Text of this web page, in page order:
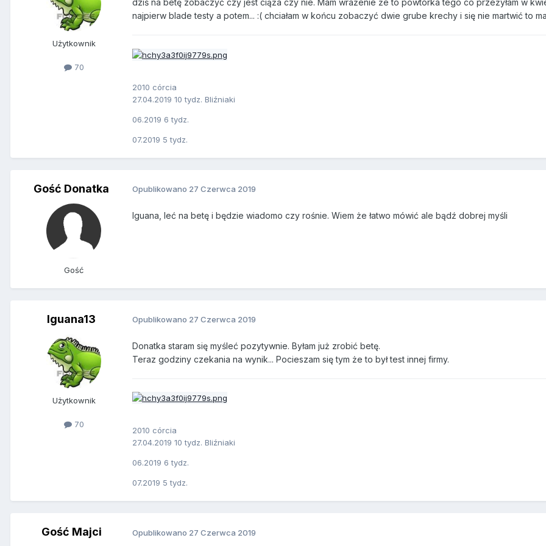
Użytkownik
70
dziś na betę zobaczyć czy jest ciąża czy nie. Mam wrażenie że to powtórka tego co przeżyłam w
najpierw blade testy a potem... :( chciałam w końcu zobaczyć dwie grube krechy i się nie martwić to
2010 córcia
27.04.2019 10 tydz. Bliźniaki
06.2019 6 tydz.
07.2019 5 tydz.
Gość Donatka
Gość
Opublikowano 27 Czerwca 2019
Iguana, leć na betę i będzie wiadomo czy rośnie. Wiem że łatwo mówić ale bądź dobrej myśli
Iguana13
Użytkownik
70
Opublikowano 27 Czerwca 2019
Donatka staram się myśleć pozytywnie. Byłam już zrobić betę.
Teraz godziny czekania na wynik... Pocieszam się tym że to był test innej firmy.
2010 córcia
27.04.2019 10 tydz. Bliźniaki
06.2019 6 tydz.
07.2019 5 tydz.
Gość Majci Opublikowano 27 Czerwca 2019